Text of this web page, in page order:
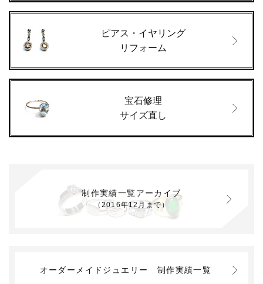
ピアス・イヤリング
リフォーム
宝石修理
サイズ直し
制作実績一覧アーカイブ
（2016年12月まで）
オーダーメイドジュエリー 制作実績一覧